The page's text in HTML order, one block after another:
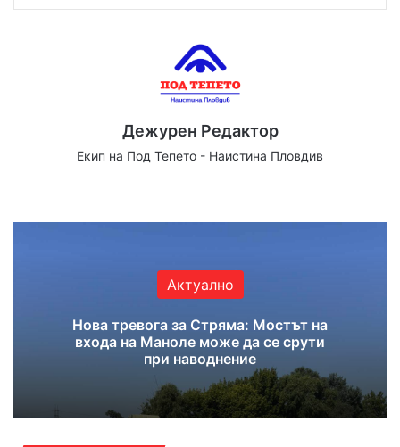
Дежурен Редактор
Екип на Под Тепето - Наистина Пловдив
te bo
ub ra
Актуално
Нова тревога за Стряма: Мостът на
входа на Маноле може да се срути
при наводнение